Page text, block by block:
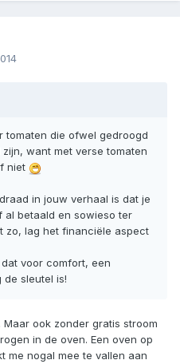
tomaten die ofwel gedroogd
want met verse tomaten
niet
in jouw verhaal is dat je
al betaald en sowieso ter
zo, lag het financiële aspect
voor comfort, een
de sleutel is!
ook zonder gratis stroom
in de oven. Een oven op
me nogal mee te vallen aan